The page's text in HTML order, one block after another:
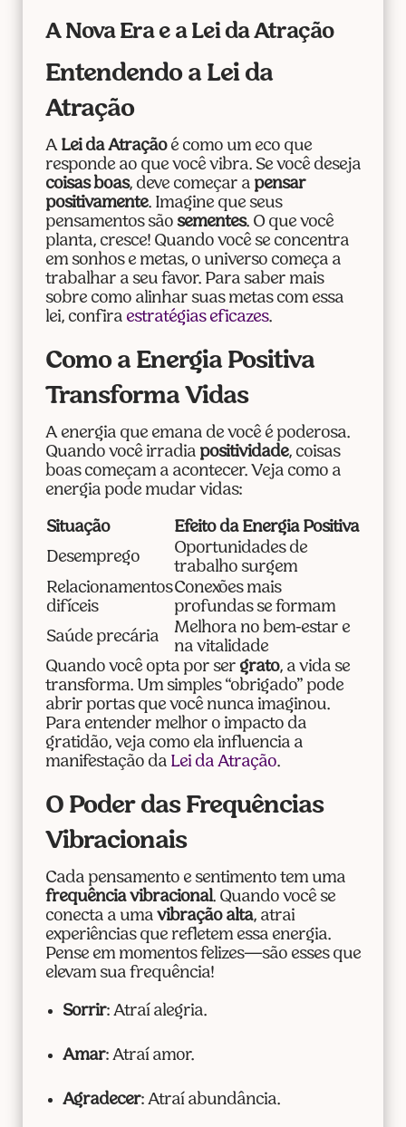
A Nova Era e a Lei da Atração
Entendendo a Lei da
Atração
A Lei da Atraçãoé como um eco que
responde ao que você vibra. Se você deseja
coisas boas, deve começar a pensar
positivamente. Imagine que seus
pensamentos são sementes. O que você
planta, cresce! Quando você se concentra
em sonhos e metas, o universo começa a
trabalhar a seu favor. Para saber mais
sobre como alinhar suas metas com essa
lei, confira estratégias eficazes.
Como a Energia Positiva
Transforma Vidas
A energia que emana de você é poderosa.
Quando você irradia positividade, coisas
boas começam a acontecer. Veja como a
energia pode mudar vidas:
Situação
Efeito da Energia Positiva
Desemprego
Oportunidades de
trabalho surgem
Relacionamentos
difíceis
Conexões mais
profundas se formam
Saúde precária
Melhora no bem-estar e
na vitalidade
Quando você opta por ser grato, a vida se
transforma. Um simples “obrigado” pode
abrir portas que você nunca imaginou.
Para entender melhor o impacto da
gratidão, veja como ela influencia a
manifestação da Lei da Atração.
O Poder das Frequências
Vibracionais
Cada pensamento e sentimento tem uma
frequência vibracional. Quando você se
conecta a uma vibração alta, atrai
experiências que refletem essa energia.
Pense em momentos felizes—são esses que
elevam sua frequência!
Sorrir: Atraí alegria.
Amar: Atraí amor.
Agradecer: Atraí abundância.